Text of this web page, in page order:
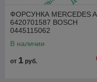
ФОРСУНКА MERCEDES A
6420701587 BOSCH
0445115062
В наличии
от 1 руб.